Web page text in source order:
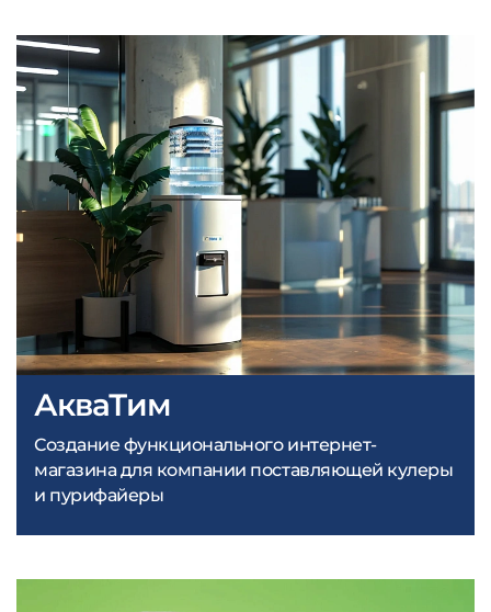
АкваТим
Создание функционального интернет-
магазина для компании поставляющей кулеры
и пурифайеры